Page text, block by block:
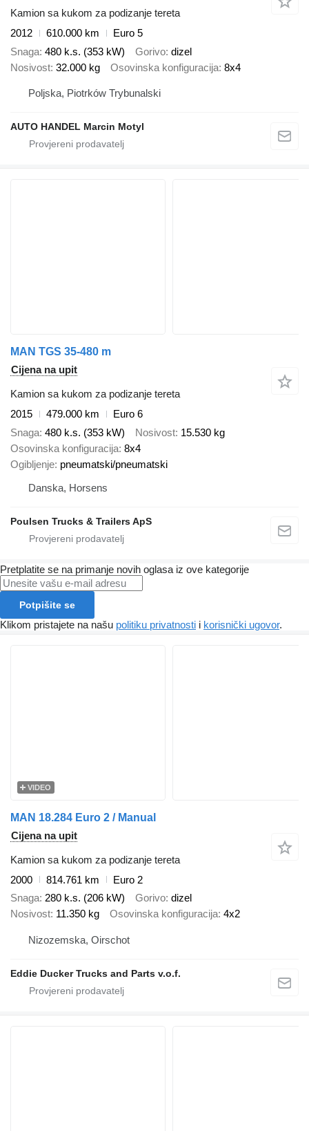
Kamion sa kukom za podizanje tereta
2012
610.000 km
Euro 5
Snaga 480 k.s. (353 kW) Gorivo dizel
Nosivost 32.000 kg Osovinska konfiguracija 8x4
Poljska, Piotrków Trybunalski
AUTO HANDEL Marcin Motyl
MAN TGS 35-480 m
Cijena na upit
Kamion sa kukom za podizanje tereta
2015
479.000 km
Euro 6
Snaga 480 k.s. (353 kW) Nosivost 15.530 kg
Osovinska konfiguracija 8x4
Ogibljenje pneumatski/pneumatski
Danska, Horsens
Poulsen Trucks & Trailers ApS
Pretplatite se na primanje novih oglasa iz ove kategorije
Potpišite se
Klikom pristajete na našu politiku privatnosti i korisnički ugovor.
VIDEO
MAN 18.284 Euro 2 / Manual
Cijena na upit
Kamion sa kukom za podizanje tereta
2000
814.761 km
Euro 2
Snaga 280 k.s. (206 kW) Gorivo dizel
Nosivost 11.350 kg Osovinska konfiguracija 4x2
Nizozemska, Oirschot
Eddie Ducker Trucks and Parts v.o.f.